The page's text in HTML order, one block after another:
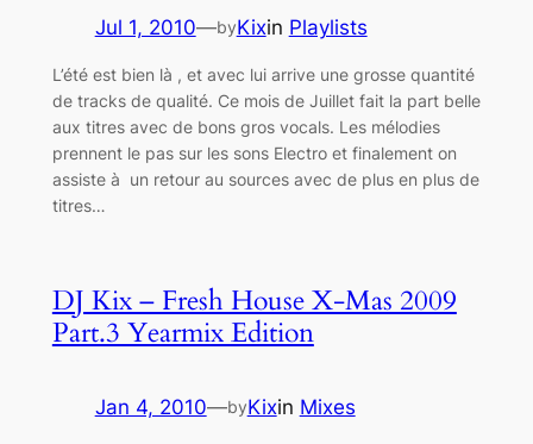
Jul 1, 2010—byKixin Playlists
L’été est bien là , et avec lui arrive une grosse quantité
de tracks de qualité. Ce mois de Juillet fait la part belle
aux titres avec de bons gros vocals. Les mélodies
prennent le pas sur les sons Electro et finalement on
assiste à un retour au sources avec de plus en plus de
titres…
DJ Kix – Fresh House X-Mas 2009
Part.3 Yearmix Edition
Jan 4, 2010—byKixin Mixes